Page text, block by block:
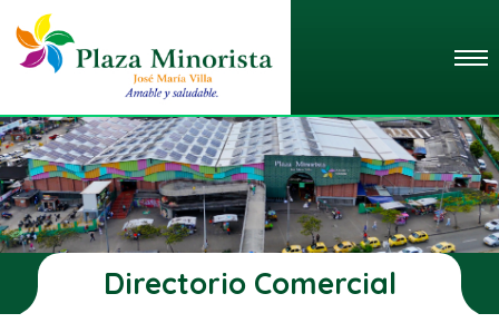
Directorio Comercial